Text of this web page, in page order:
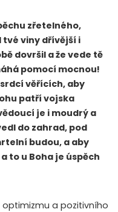
zřetelného,
tvé viny dřívější i
dovršil a že vede tě
pomocí mocnou!
věřících, aby
patří vojska
je i moudrý a
do zahrad, pod
budou, a aby
to u Boha je úspěch
optimizmu a pozitivního